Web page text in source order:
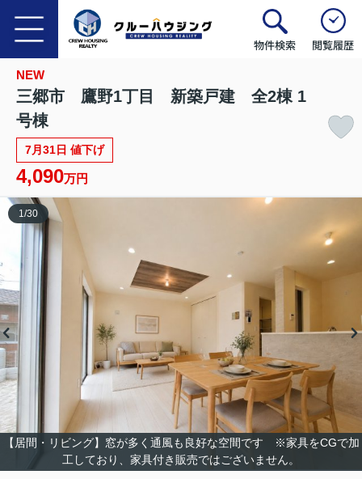
物件検索 閲覧履歴
NEW
三郷市 鷹野1丁目 新築戸建 全2棟 1
号棟
7月31日 値下げ
4,090万円
【居間・リビング】窓が多く通風も良好な空間です ※家具をCGで加
工しており、家具付き販売ではございません。
1 /30